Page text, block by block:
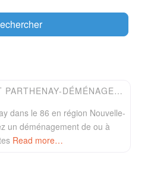
Search
79-DÉMÉNAGEMENT PARTHENAY-DÉMÉNAGEUR BM
dans le 86 en région Nouvelle-
un déménagement de ou à
Read more…